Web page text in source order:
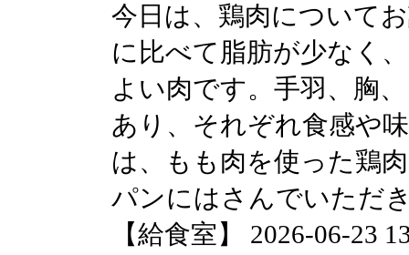
今日は、鶏肉について
に比べて脂肪が少なく
よい肉です。手羽、胸
あり、それぞれ食感や
は、もも肉を使った鶏
パンにはさんでいただ
【給食室】 2026-06-23